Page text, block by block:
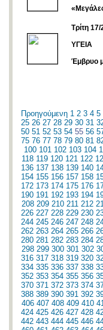
Τρίτη 17/
ΥΓΕΙΑ
Έμβρυο
Προηγούμενη 1 2 3 4 5
25 26 27 28 29 30 31
50 51 52 53 54 55 56
75 76 77 78 79 80 81
100 101 102 103 104
118 119 120 121 122
136 137 138 139 140
154 155 156 157 158
172 173 174 175 176
190 191 192 193 194
208 209 210 211 212
226 227 228 229 230
244 245 246 247 248
262 263 264 265 266
280 281 282 283 284
298 299 300 301 302
316 317 318 319 320
334 335 336 337 338
352 353 354 355 356
370 371 372 373 374
388 389 390 391 392
406 407 408 409 410
424 425 426 427 428
442 443 444 445 446